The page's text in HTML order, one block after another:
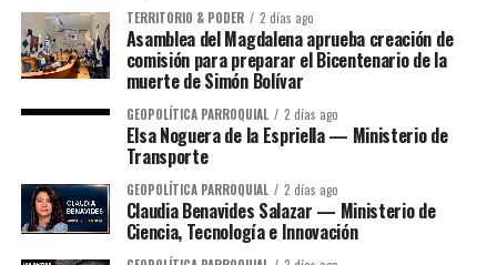
TERRITORIO & PODER 2 días ago
Asamblea del Magdalena aprueba creación de
comisión para preparar el Bicentenario de la
muerte de Simón Bolívar
GEOPOLÍTICA PARROQUIAL 2 días ago
Elsa Noguera de la Espriella — Ministerio de
Transporte
GEOPOLÍTICA PARROQUIAL 2 días ago
Claudia Benavides Salazar — Ministerio de
Ciencia, Tecnología e Innovación